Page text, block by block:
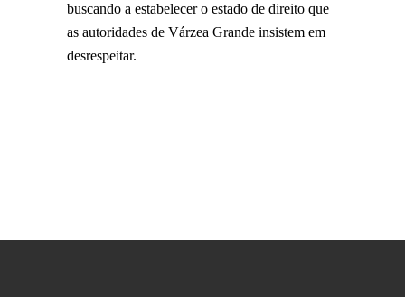
buscando a estabelecer o estado de direito que
as autoridades de Várzea Grande insistem em
desrespeitar.